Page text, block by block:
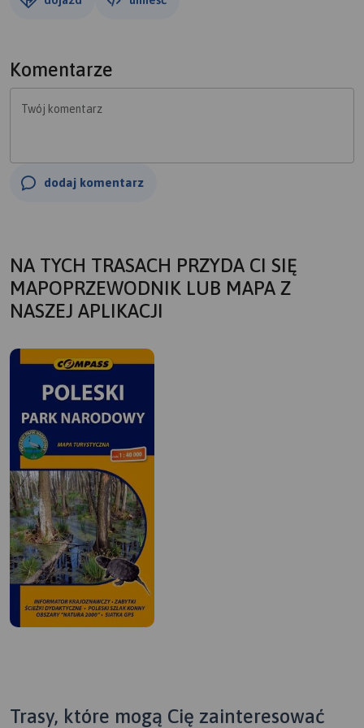
Komentarze
Twój komentarz
dodaj komentarz
NA TYCH TRASACH PRZYDA CI SIĘ
MAPOPRZEWODNIK LUB MAPA Z
NASZEJ APLIKACJI
Trasy, które mogą Cię zainteresować